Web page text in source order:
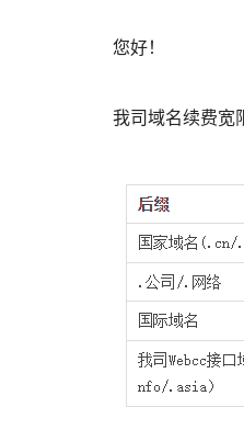
您好！
我司域名续费宽